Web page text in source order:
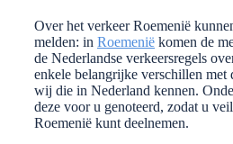
Over het verkeer Roemenië
melden: in Roemenië komen de
de Nederlandse verkeersregels
enkele belangrijke verschillen met
wij die in Nederland kennen.
deze voor u genoteerd, zodat u
Roemenië kunt deelnemen.